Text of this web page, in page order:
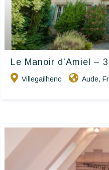
Le Manoir d’Amiel –
Villegailhenc Aude,